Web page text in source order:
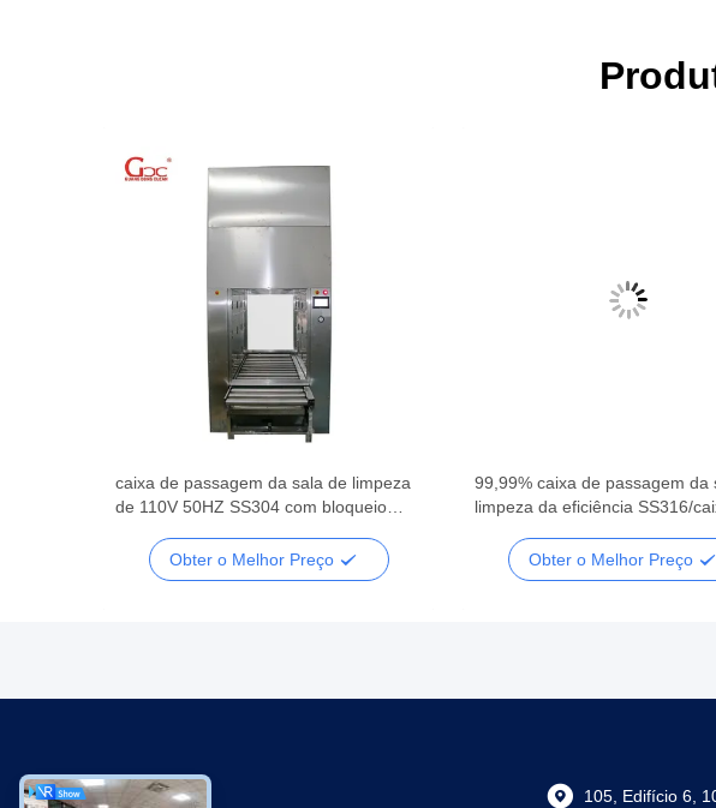
caixa de passagem da sala de limpeza
de 110V 50HZ SS304 com bloqueio
Obter o Melhor Preço
99,99% caixa de passagem da
limpeza da eficiência SS316/
Obter o Melhor Preço
105, Edifício 6,